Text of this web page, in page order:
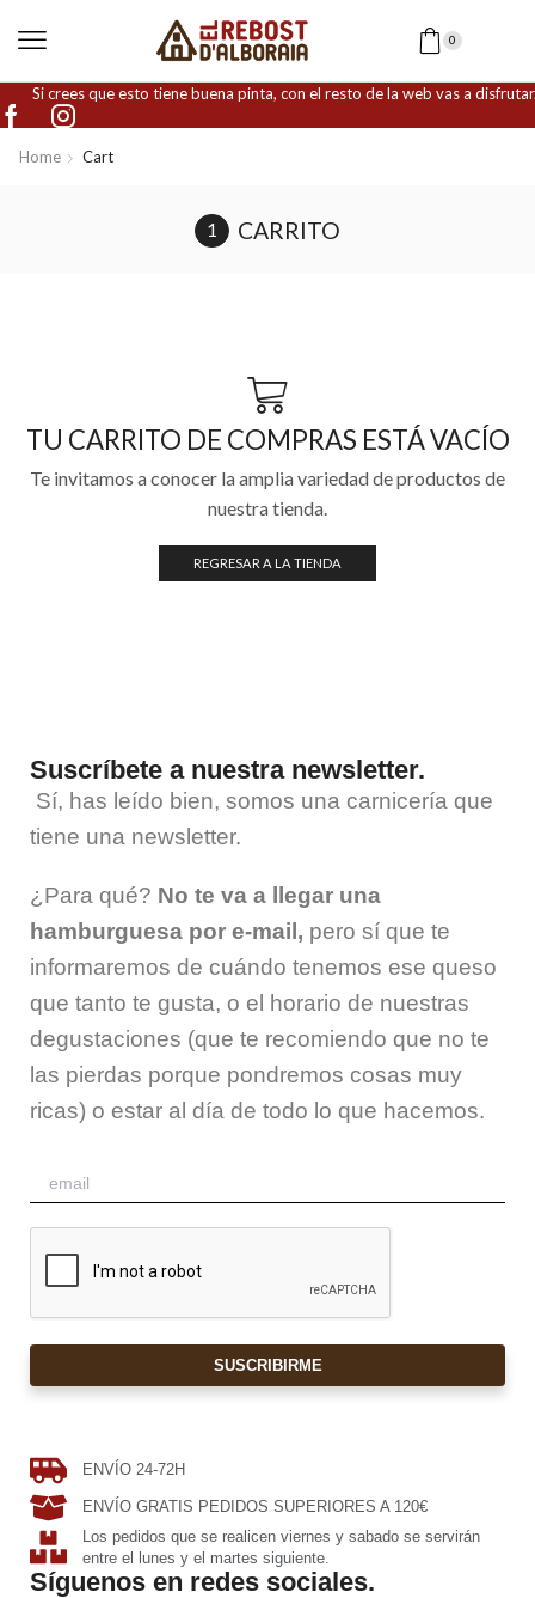
0
Si crees que esto tiene buena pinta, con el resto de la web vas a disfrutar.
Home Cart
CARRITO
TU CARRITO DE COMPRAS ESTÁ VACÍO
Te invitamos a conocer la amplia variedad de productos de
nuestra tienda.
REGRESAR A LA TIENDA
Suscríbete a nuestra newsletter.
Sí, has leído bien, somos una carnicería que
tiene una newsletter.
¿Para qué? No te va a llegar una
hamburguesa por e-mail, pero sí que te
informaremos de cuándo tenemos ese queso
que tanto te gusta, o el horario de nuestras
degustaciones (que te recomiendo que no te
las pierdas porque pondremos cosas muy
ricas) o estar al día de todo lo que hacemos.
SUSCRIBIRME
ENVÍO 24-72H
ENVÍO GRATIS PEDIDOS SUPERIORES A 120€
Los pedidos que se realicen viernes y sabado se servirán
entre el lunes y el martes siguiente.
Síguenos en redes sociales.